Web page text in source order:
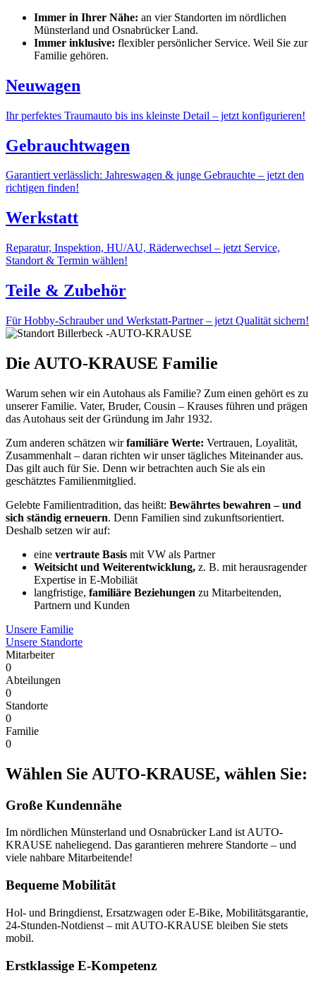
Immer in Ihrer Nähe: an vier Standorten im nördlichen
Münsterland und Osnabrücker Land.
Immer inklusive: flexibler persönlicher Service. Weil Sie zur
Familie gehören.
Neuwagen
Ihr perfektes Traumauto bis ins kleinste Detail – jetzt konfigurieren!
Gebrauchtwagen
Garantiert verlässlich: Jahreswagen & junge Gebrauchte – jetzt den
richtigen finden!
Werkstatt
Reparatur, Inspektion, HU/AU, Räderwechsel – jetzt Service,
Standort & Termin wählen!
Teile & Zubehör
Für Hobby-Schrauber und Werkstatt-Partner – jetzt Qualität sichern!
Die AUTO-KRAUSE Familie
Warum sehen wir ein Autohaus als Familie? Zum einen gehört es zu
unserer Familie. Vater, Bruder, Cousin – Krauses führen und prägen
das Autohaus seit der Gründung im Jahr 1932.
Zum anderen schätzen wirfamiliäre Werte: Vertrauen, Loyalität,
Zusammenhalt – daran richten wir unser tägliches Miteinander aus.
Das gilt auch für Sie. Denn wir betrachten auch Sie als ein
geschätztes Familienmitglied.
Gelebte Familientradition, das heißt: Bewährtes bewahren – und
sich ständig erneuern. Denn Familien sind zukunftsorientiert.
Deshalb setzen wir auf:
eine vertraute Basis mit VW als Partner
Weitsicht und Weiterentwicklung, z. B. mit herausragender
Expertise in E-Mobiliät
langfristige, familiäre Beziehungen zu Mitarbeitenden,
Partnern und Kunden
Unsere Familie
Unsere Standorte
Mitarbeiter
0
Abteilungen
0
Standorte
0
Familie
0
Wählen Sie AUTO-KRAUSE, wählen Sie:
Große Kundennähe
Im nördlichen Münsterland und Osnabrücker Land ist AUTO-
KRAUSE naheliegend. Das garantieren mehrere Standorte – und
viele nahbare Mitarbeitende!
Bequeme Mobilität
Hol- und Bringdienst, Ersatzwagen oder E-Bike, Mobilitätsgarantie,
24-Stunden-Notdienst – mit AUTO-KRAUSE bleiben Sie stets
mobil.
Erstklassige E-Kompetenz